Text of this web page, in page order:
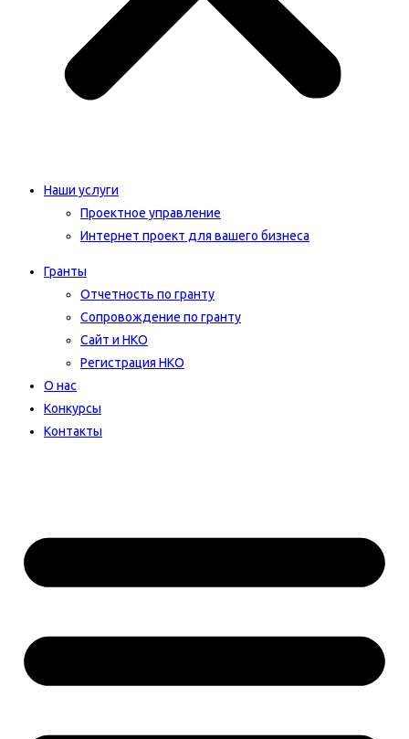
Наши услуги
Проектное управление
Интернет проект для вашего бизнеса​
Гранты
Отчетность по гранту
Сопровождение по гранту
Сайт и НКО
Регистрация НКО
О нас
Конкурсы
Контакты